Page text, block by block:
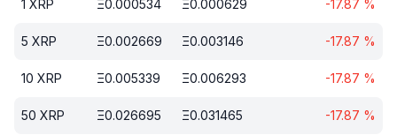
1 XRP Ξ0.000534 Ξ0.000629 -17.87 %
5 XRP Ξ0.002669 Ξ0.003146 -17.87 %
10 XRP Ξ0.005339 Ξ0.006293 -17.87 %
50 XRP Ξ0.026695 Ξ0.031465 -17.87 %